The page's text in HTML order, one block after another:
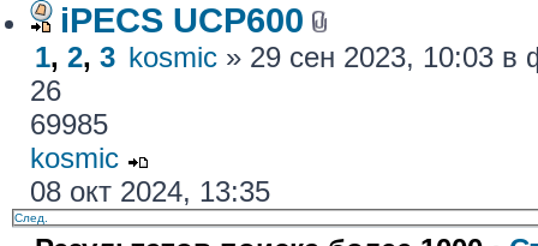
iPECS UCP600
1, 2, 3 kosmic » 29 сен 2023, 10:03
26
69985
kosmic
08 окт 2024, 13:35
След.